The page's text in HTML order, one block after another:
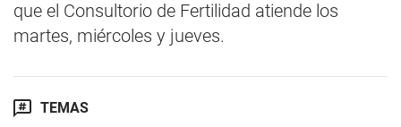
que el Consultorio de Fertilidad atiende los
martes, miércoles y jueves.
TEMAS